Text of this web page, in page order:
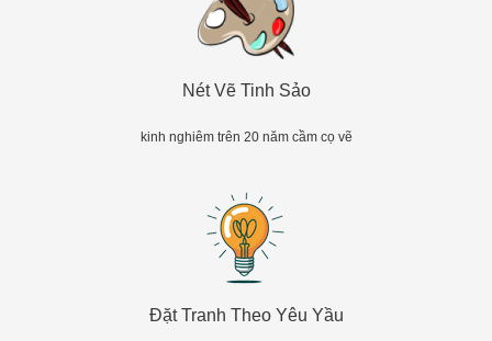
Nét Vẽ Tinh Sảo
kinh nghiêm trên 20 năm cầm cọ vẽ
Đặt Tranh Theo Yêu Yầu